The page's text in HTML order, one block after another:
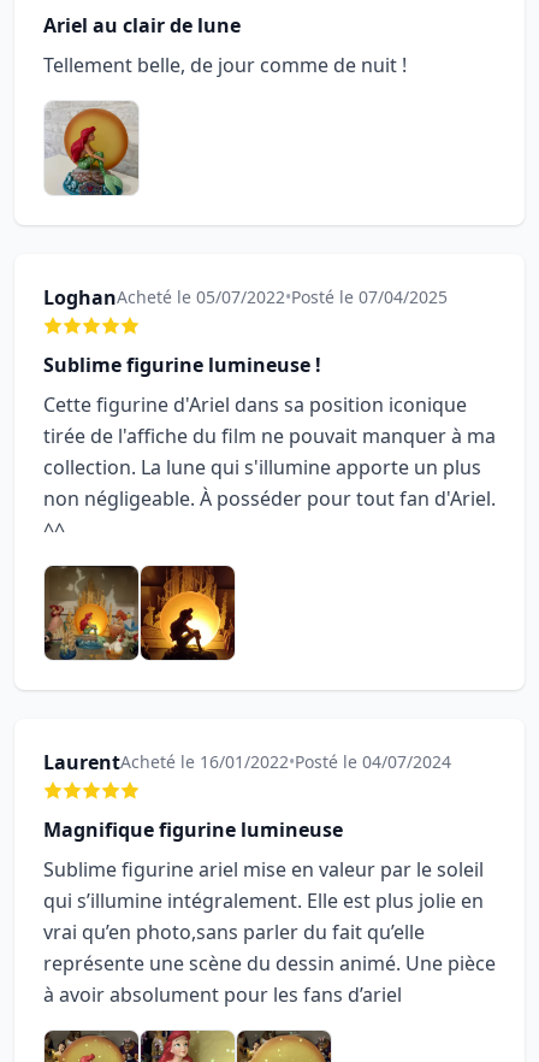
Ariel au clair de lune
Tellement belle, de jour comme de nuit !
LoghanAcheté le 05/07/2022•Posté le 07/04/2025
Sublime figurine lumineuse !
Cette figurine d'Ariel dans sa position iconique
tirée de l'affiche du film ne pouvait manquer à ma
collection. La lune qui s'illumine apporte un plus
non négligeable. À posséder pour tout fan d'Ariel.
^^
LaurentAcheté le 16/01/2022•Posté le 04/07/2024
Magnifique figurine lumineuse
Sublime figurine ariel mise en valeur par le soleil
qui s’illumine intégralement. Elle est plus jolie en
vrai qu’en photo,sans parler du fait qu’elle
représente une scène du dessin animé. Une pièce
à avoir absolument pour les fans d’ariel